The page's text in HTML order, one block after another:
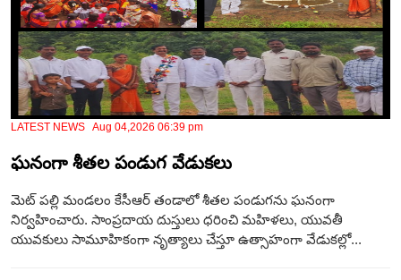
LATEST NEWS Aug 04,2026 06:39 pm
ఘనంగా శీతల పండుగ వేడుకలు
మెట్ పల్లి మండలం కేసీఆర్ తండాలో శీతల పండుగను ఘనంగా
నిర్వహించారు. సాంప్రదాయ దుస్తులు ధరించి మహిళలు, యువతీ
యువకులు సామూహికంగా నృత్యాలు చేస్తూ ఉత్సాహంగా వేడుకల్లో...